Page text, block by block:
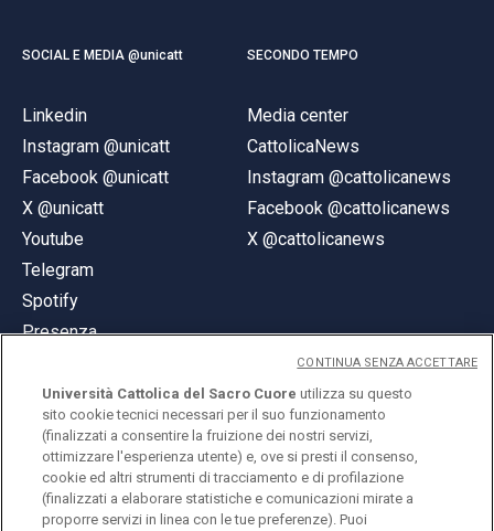
SOCIAL E MEDIA @unicatt
Linkedin
Instagram @unicatt
Facebook @unicatt
X @unicatt
Youtube
Telegram
Spotify
Presenza
SECONDO TEMPO
Media center
CattolicaNews
Instagram @cattolicanews
Facebook @cattolicanews
X @cattolicanews
© Università Cattolica del Sacro Cuore
Largo A. Gemelli 1, 20123 Milano
Università Cattolica del Sacro Cuore utilizza su questo
sito cookie tecnici necessari per il suo funzionamento
(finalizzati a consentire la fruizione dei nostri servizi,
ottimizzare l'esperienza utente) e, ove si presti il consenso,
cookie ed altri strumenti di tracciamento e di profilazione
(finalizzati a elaborare statistiche e comunicazioni mirate a
proporre servizi in linea con le tue preferenze). Puoi
CONTINUA SENZA ACCETTARE